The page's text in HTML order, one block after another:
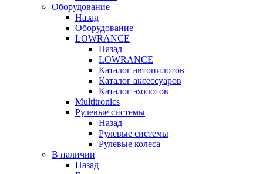
Оборудование
Назад
Оборудование
LOWRANCE
Назад
LOWRANCE
Каталог автопилотов
Каталог аксессуаров
Каталог эхолотов
Multitronics
Рулевые системы
Назад
Рулевые системы
Рулевые колеса
В наличии
Назад